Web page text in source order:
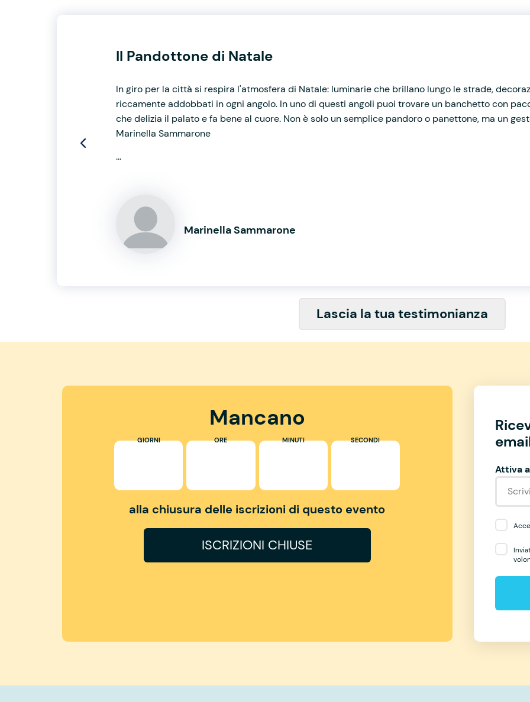
Il Pandottone di Natale
In giro per la città si respira l'atmosfera di Natale: luminarie che brillano lungo le strade,
riccamente addobbati in ogni angolo. In uno di questi angoli puoi trovare un banchetto con
che delizia il palato e fa bene al cuore. Non è solo un semplice pandoro o panettone, ma un
Marinella Sammarone
...
Marinella Sammarone
Lascia la tua testimonianza
Mancano
GIORNI ORE MINUTI SECONDI
alla chiusura delle iscrizioni di questo evento
ISCRIZIONI CHIUSE
Attiva